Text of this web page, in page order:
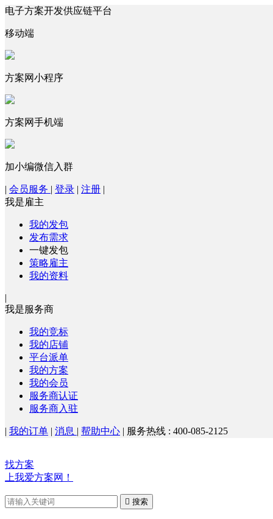
电子方案开发供应链平台
移动端
方案网小程序
方案网手机端
加小编微信入群
| 会员服务 | 登录 | 注册 |
我是雇主
我的发包
发布需求
一键发包
策略雇主
我的资料
|
我是服务商
我的竞标
我的店铺
平台派单
我的方案
我的会员
服务商认证
服务商入驻
| 我的订单 | 消息 | 帮助中心 | 服务热线 : 400-085-2125
找方案
上我爱方案网！
 搜索